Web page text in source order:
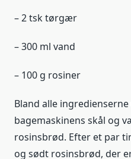
– 2 tsk tørgær
– 300 ml vand
– 100 g rosiner
Bland alle
bagemaskinens skål og
rosinsbrød. Efter et par
og sødt rosinsbrød, der